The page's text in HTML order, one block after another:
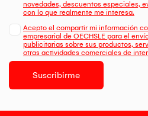
novedades, descuentos especiales,
con lo que realmente me interesa.
Acepto el compartir mi información
empresarial de OECHSLE para el
publicitarias sobre sus productos,
otras actividades comerciales de
Suscribirme